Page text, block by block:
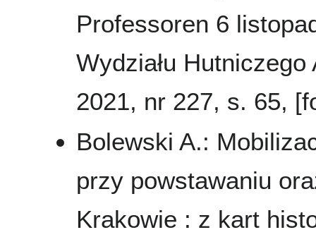
Professoren 6
Wydziału
2021, nr 227, s. 65,
Bolewski A.:
przy powstawaniu
Krakowie : z kart